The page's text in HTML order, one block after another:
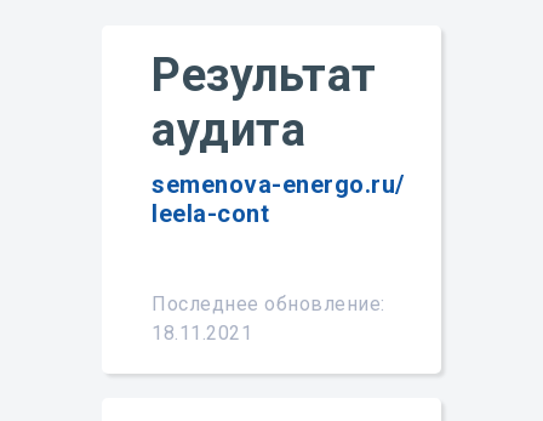
semenova-energo.ru/
leela-cont
Результат
аудита
Последнее обновление:
18.11.2021